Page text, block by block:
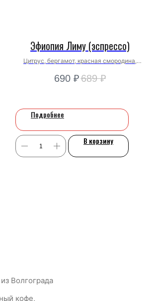
Эфиопия Лиму (эспрессо)
Цитрус, бергамот, красная смородина,
690 ₽689 ₽
Подробнее
В корзину
Оплата и доставка
Волгограда
кофе,